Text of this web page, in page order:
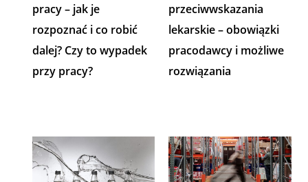
pracy – jak je
rozpoznać i co robić
dalej? Czy to wypadek
przy pracy?
przeciwwskazania
lekarskie – obowiązki
pracodawcy i możliwe
rozwiązania